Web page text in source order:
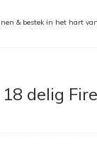
& bestek in het hart
delig